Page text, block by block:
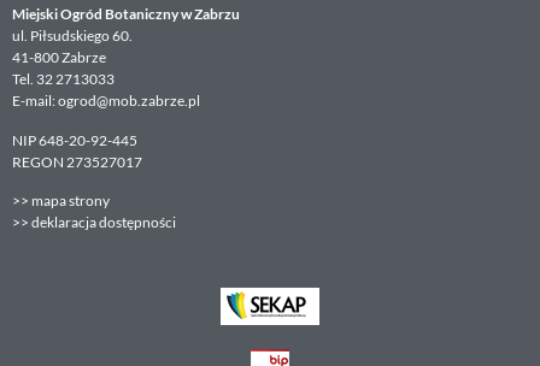
Miejski Ogród Botaniczny w Zabrzu
ul. Piłsudskiego 60.
41-800 Zabrze
Tel. 32 2713033
E-mail: ogrod@mob.zabrze.pl
NIP 648-20-92-445
REGON 273527017
>> mapa strony
>> deklaracja dostępności